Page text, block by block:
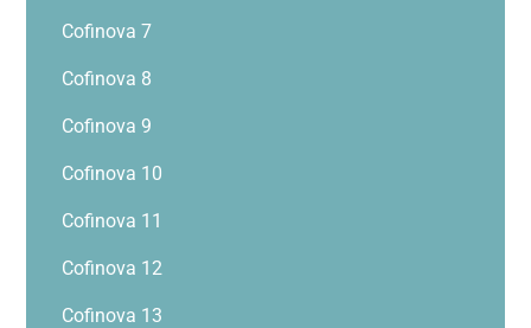
Cofinova 7
Cofinova 8
Cofinova 9
Cofinova 10
Cofinova 11
Cofinova 12
Cofinova 13